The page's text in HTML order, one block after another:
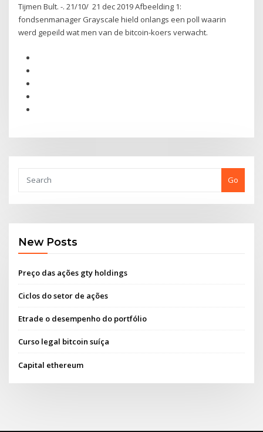
Tijmen Bult. -. 21/10/ 21 dec 2019 Afbeelding 1:
fondsenmanager Grayscale hield onlangs een poll waarin
werd gepeild wat men van de bitcoin-koers verwacht.
Go
New Posts
Preço das ações gty holdings
Ciclos do setor de ações
Etrade o desempenho do portfólio
Curso legal bitcoin suíça
Capital ethereum